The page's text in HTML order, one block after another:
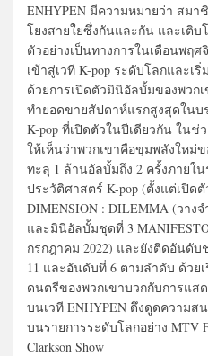
ENHYPEN มีความหมายว่า สมา
โยงสายใยซึ่งกันและกัน และเติบ
ตัวอย่างเป็นทางการในเดือนพฤศ
เข้าสู่เวที K-pop ระดับโลกและเ
ด้วยการเปิดตัวมินิอัลบั้มของพวกเ
ทำยอดขายสัปดาห์แรกสูงสุดในบ
K-pop ที่เปิดตัวในปีเดียวกัน ในช่
ให้เห็นว่าพวกเขาคือขุมพลังใหม่
ทะลุ 1 ล้านอัลบั้มถึง 2 ครั้งภายใ
ประวัติศาสตร์ K-pop (ตั้งแต่เปิด
DIMENSION : DILEMMA (วาง
และมินิอัลบั้มชุดที่ 3
กรกฎาคม 2022) และยังติดอันดับ
11 และอันดับที่ 6 ตามลำดับ ด้วย
ดนตรีของพวกเขาบวกกับการแส
บนเวที ENHYPEN ดึงดูดความ
บนรายการระดับโลกอย่าง MTV
Clarkson Show